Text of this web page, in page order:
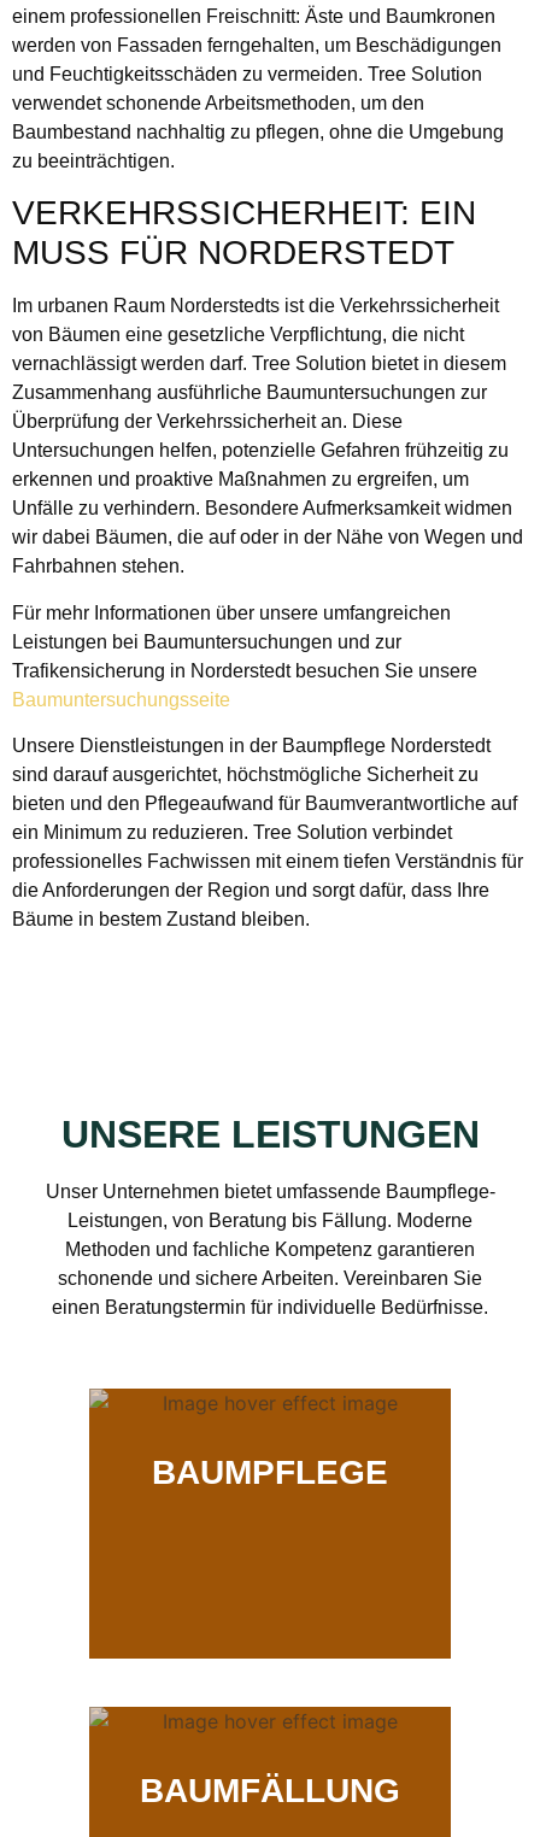
einem professionellen Freischnitt: Äste und Baumkronen
werden von Fassaden ferngehalten, um Beschädigungen
und Feuchtigkeitsschäden zu vermeiden. Tree Solution
verwendet schonende Arbeitsmethoden, um den
Baumbestand nachhaltig zu pflegen, ohne die Umgebung
zu beeinträchtigen.
VERKEHRSSICHERHEIT: EIN
MUSS FÜR NORDERSTEDT
Im urbanen Raum Norderstedts ist die Verkehrssicherheit
von Bäumen eine gesetzliche Verpflichtung, die nicht
vernachlässigt werden darf. Tree Solution bietet in diesem
Zusammenhang ausführliche Baumuntersuchungen zur
Überprüfung der Verkehrssicherheit an. Diese
Untersuchungen helfen, potenzielle Gefahren frühzeitig zu
erkennen und proaktive Maßnahmen zu ergreifen, um
Unfälle zu verhindern. Besondere Aufmerksamkeit widmen
wir dabei Bäumen, die auf oder in der Nähe von Wegen und
Fahrbahnen stehen.
Für mehr Informationen über unsere umfangreichen
Leistungen bei Baumuntersuchungen und zur
Trafikensicherung in Norderstedt besuchen Sie unsere
Baumuntersuchungsseite
Unsere Dienstleistungen in der Baumpflege Norderstedt
sind darauf ausgerichtet, höchstmögliche Sicherheit zu
bieten und den Pflegeaufwand für Baumverantwortliche auf
ein Minimum zu reduzieren. Tree Solution verbindet
professionelles Fachwissen mit einem tiefen Verständnis für
die Anforderungen der Region und sorgt dafür, dass Ihre
Bäume in bestem Zustand bleiben.
UNSERE LEISTUNGEN
Unser Unternehmen bietet umfassende Baumpflege-
Leistungen, von Beratung bis Fällung. Moderne
Methoden und fachliche Kompetenz garantieren
schonende und sichere Arbeiten. Vereinbaren Sie
einen Beratungstermin für individuelle Bedürfnisse.
BAUMPFLEGE
BAUMFÄLLUNG